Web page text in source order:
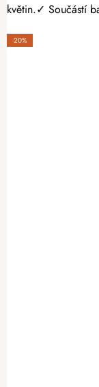
květin.✓ Součástí
-20%